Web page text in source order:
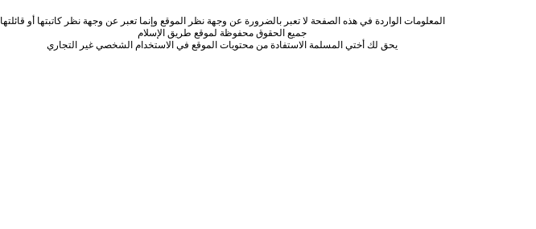
المعلومات الواردة في هذه الصفحة لا تعبر بالضرورة عن وجهة نظر الموقع وإنما تعبر عن وجهة نظر كاتبتها أو قائلتها
جميع الحقوق محفوظة لموقع طريق الإسلام
يحق لك أختي المسلمة الاستفادة من محتويات الموقع في الاستخدام الشخصي غير التجاري